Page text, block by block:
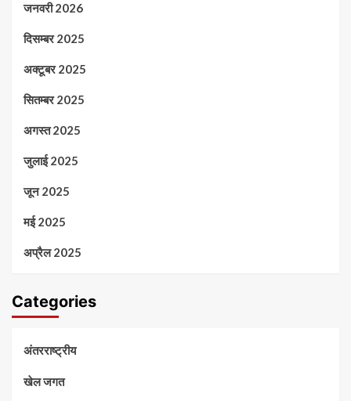
जनवरी 2026
दिसम्बर 2025
अक्टूबर 2025
सितम्बर 2025
अगस्त 2025
जुलाई 2025
जून 2025
मई 2025
अप्रैल 2025
Categories
अंतरराष्ट्रीय
खेल जगत